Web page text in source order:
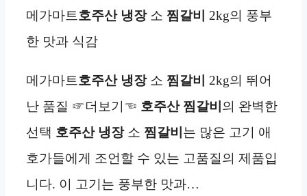
메가마트 호주산 냉장소 찜갈비
2kg의 풍부
한 맛과 식감
메가마트 호주산 냉장소 찜갈비
2kg의 뛰어
난 품질 ☞더보기☜ 호주산 찜갈비 의 완벽한
선택 호주산 냉장소 찜갈비 는 많은 고기 애
호가들에게 조언할 수 있는 고품질의 제품입
니다. 이 고기는 풍부한 맛과…